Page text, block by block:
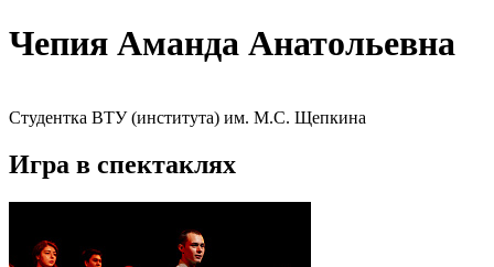
Чепия Аманда Анатольевна
Студентка ВТУ (института) им. М.С. Щепкина
Игра в спектаклях